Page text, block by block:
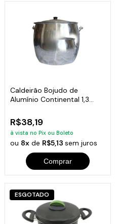
Caldeirão Bojudo de
Alumínio Continental 1,3
R$38,19
à vista no Pix ou Boleto
ou 8x de R$5,13sem juros
Comprar
ESGOTADO